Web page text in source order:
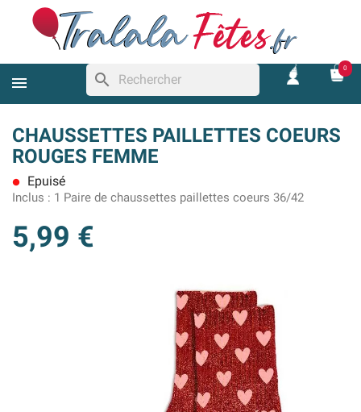
search
0
CHAUSSETTES PAILLETTES COEURS
ROUGES FEMME
lens Epuisé
Inclus : 1 Paire de chaussettes paillettes coeurs 36/42
5,99 €